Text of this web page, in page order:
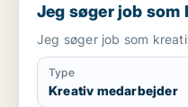
Jeg søger job som
Jeg søger job som
Type
Kreativ medarbejder